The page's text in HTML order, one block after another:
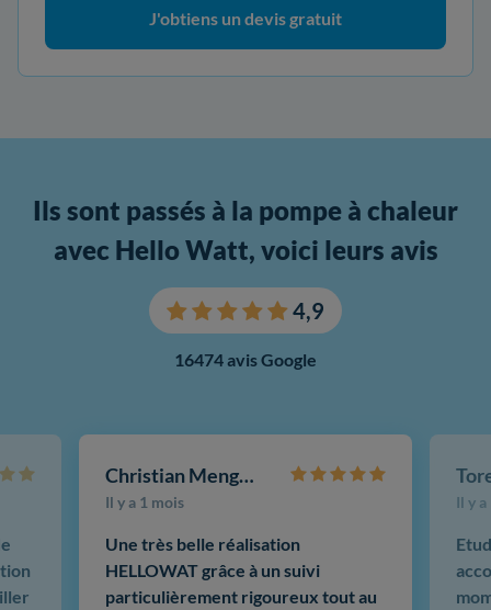
J'obtiens un devis gratuit
Ils sont passés à la pompe à chaleur
avec Hello Watt, voici leurs avis
4,9
16474 avis Google
Christian Mengotti
Il y a 1 mois
Une très belle réalisation
HELLOWAT grâce à un suivi
particulièrement rigoureux tout au
Il y